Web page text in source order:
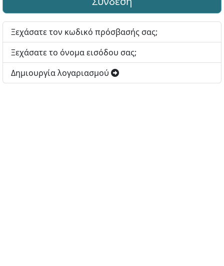
Ξεχάσατε τον κωδικό πρόσβασής σας;
Ξεχάσατε το όνομα εισόδου σας;
Δημιουργία λογαριασμού